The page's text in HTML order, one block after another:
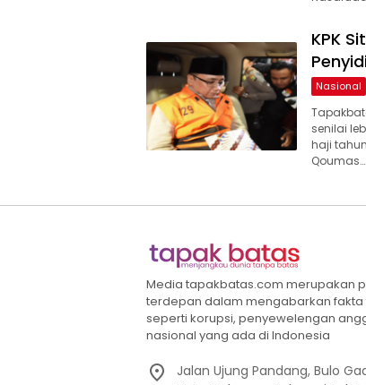
KPK
Nasional
senilai
haji
Qoumas….
Media tapakbatas.com merupakan
terdepan dalam mengabarkan
seperti korupsi, penyewelengan
nasional yang ada di Indonesia
Jalan Ujung Pandang, Bulo